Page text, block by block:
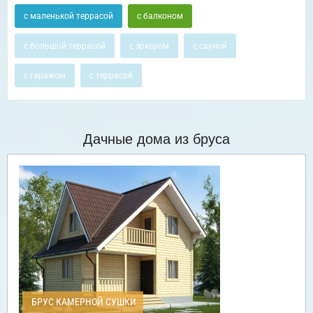
с маленькой террасой с балконом
с большой террасой с эркером с сауной
с гаражом с террасой
Дачные дома из бруса
БРУС КАМЕРНОЙ СУШКИ